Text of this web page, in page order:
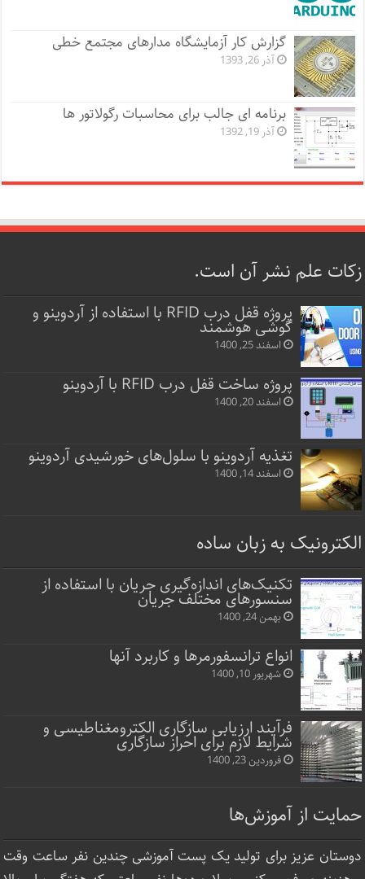
گزارش کار آزمایشگاه مدارهای مجتمع خطی
آذر 26, 1393
برنامه ای جالب برای محاسبات رگولاتور ها
آذر 19, 1392
زکات علم نشر آن است.
پروژه قفل‌ درب RFID با استفاده از آردوینو و
گوشی هوشمند
اسفند 25, 1400
پروژه ساخت قفل‌ درب RFID با آردوینو
اسفند 20, 1400
تغذیه آردوینو با سلول‌های خورشیدی آردوینو
اسفند 14, 1400
الکترونیک به زبان ساده
تکنیک‌های اندازه‌گیری جریان با استفاده از
سنسورهای مختلف جریان
بهمن 24, 1400
انواع ترانسفورمرها و کاربرد آنها
شهریور 10, 1400
فرآیند ارزیابی سازگاری الکترومغناطیسی و
شرایط لازم برای احراز سازگاری
فروردین 23, 1400
حمایت از آموزش‌ها
دوستان عزیز برای تولید یک پست آموزشی چندین نفر ساعت‌ وقت